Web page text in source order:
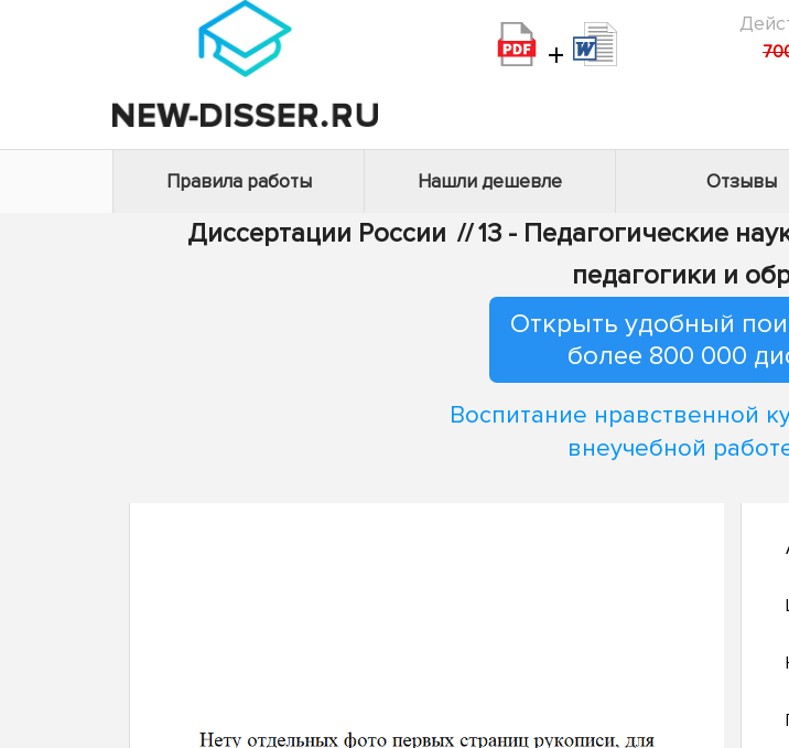
+
Правила работы Нашли дешевле Отзывы
Диссертации России //13 - Педагогические
педагогики и
Открыть удобный
более 800 000
Воспитание нравственной
внеучебной